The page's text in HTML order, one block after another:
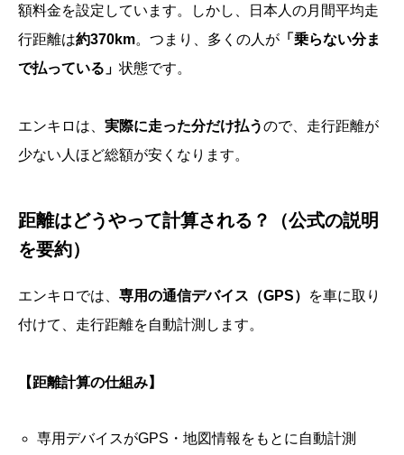
額料金を設定しています。しかし、日本人の月間平均走
行距離は約370km。つまり、多くの人が 「乗らない分ま
で払っている」 状態です。
エンキロは、 実際に走った分だけ払うので、走行距離が
少ない人ほど総額が安くなります。
距離はどうやって計算される？（公式の説明
を要約）
エンキロでは、 専用の通信デバイス（GPS）
を車に取り
付けて、走行距離を自動計測します。
【距離計算の仕組み】
専用デバイスがGPS・地図情報をもとに自動計測